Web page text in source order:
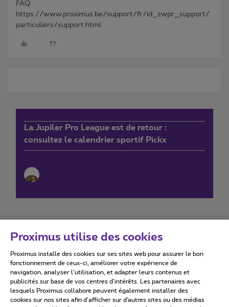
FAQ
https://www.proximus.be/support/fr/id_zwpr_support/
particuliers/support.html
La Jupiler Pro League est de retour :
consultez le calendrier sportif Pickx
Conditions d'utilisation Accessibility statement
Proximus utilise des cookies
Proximus installe des cookies sur ses sites web pour assurer le bon
fonctionnement de ceux-ci, améliorer votre expérience de
navigation, analyser l’utilisation, et adapter leurs contenus et
publicités sur base de vos centres d’intérêts. Les partenaires avec
lesquels Proximus collabore peuvent également installer des
cookies sur nos sites afin d’afficher sur d'autres sites ou des médias